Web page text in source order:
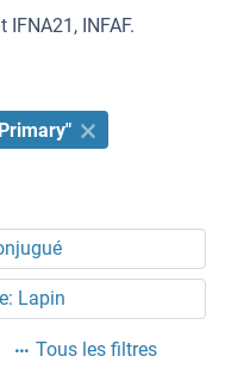
INFAF.
Lapin
Tous les filtres